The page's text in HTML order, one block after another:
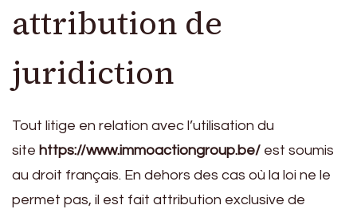
attribution de
juridiction
Tout litige en relation avec l’utilisation du
site https://www.immoactiongroup.be/ est soumis
au droit français. En dehors des cas où la loi ne le
permet pas, il est fait attribution exclusive de